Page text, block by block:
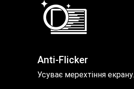
Anti-Flicker
Усуває мерехтіння екрану.